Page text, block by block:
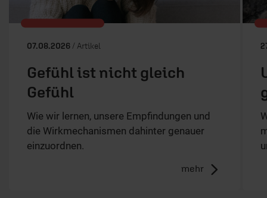
07.08.2026 / Artikel
Gefühl ist nicht gleich
Gefühl
Wie wir lernen, unsere Empfindungen und
die Wirkmechanismen dahinter genauer
einzuordnen.
mehr